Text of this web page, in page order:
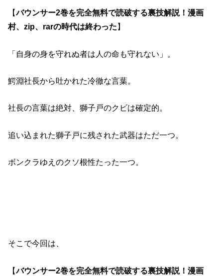
【バウンサー2巻を完全無料で読破する裏技解説！漫画
村、zip、rarの時代は終わった】
「自身の身を守れぬ者は人の命も守れない」。
鰐淵社長から吐かれた冷徹な言葉。
社長の言葉は絶対、獅子戸のクビは確定的。
追い込まれた獅子戸に残された武器はただ一つ。
ボンクラゆえのクソ根性たった一つ。
そこで今回は、
【バウンサー2巻を完全無料で読破する裏技解説！漫画